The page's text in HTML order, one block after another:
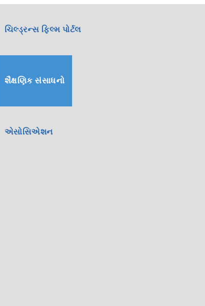
ચિલ્ડ્રન્સ ફિલ્મ પોર્ટલ
શૈક્ષણિક સંસાધનો
એસોસિએશન